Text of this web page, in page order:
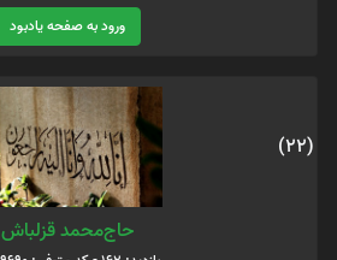
ورود به صفحه یادبود
(22)
حاج‌محمد قزلباش